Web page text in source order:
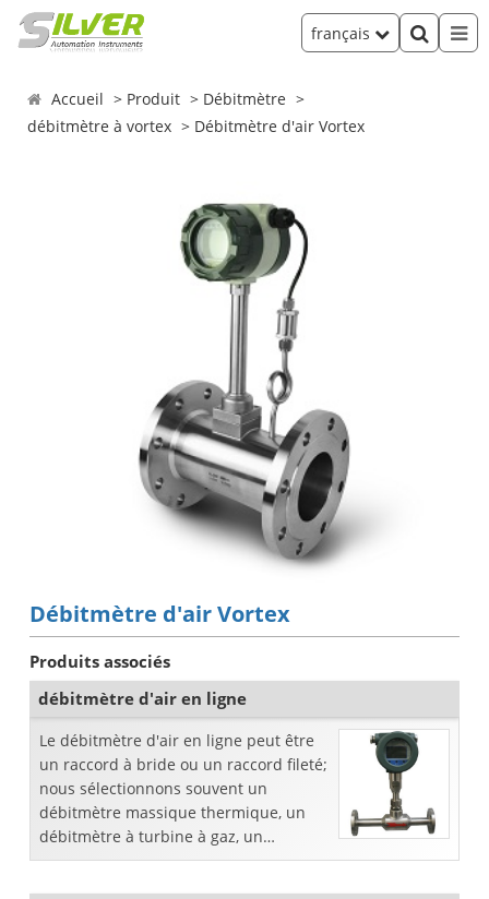
français
Accueil Produit
Débitmètre
débitmètre à vortex
Débitmètre d'air Vortex
Débitmètre d'air Vortex
Produits associés
débitmètre d'air en ligne
Le débitmètre d'air en ligne peut être
un raccord à bride ou un raccord fileté;
nous sélectionnons souvent un
débitmètre massique thermique, un
débitmètre à turbine à gaz, un
débitmètre vortex ou un débitmètre à